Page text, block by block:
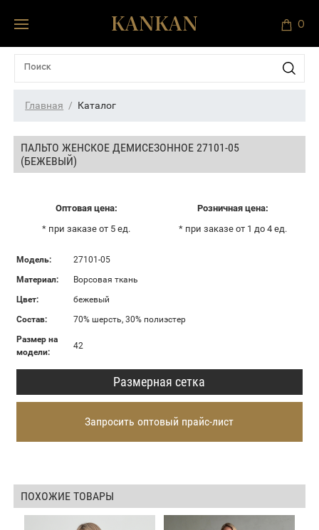
0
Главная Каталог
ПАЛЬТО ЖЕНСКОЕ ДЕМИСЕЗОННОЕ 27101-05
(БЕЖЕВЫЙ)
Оптовая цена:
* при заказе от 5 ед.
Розничная цена:
* при заказе от 1 до 4 ед.
Модель:
27101-05
Материал:
Ворсовая ткань
Цвет:
бежевый
Состав:
70% шерсть, 30% полиэстер
Размер на
модели:
42
Размерная сетка
Запросить оптовый прайс-лист
ПОХОЖИЕ ТОВАРЫ